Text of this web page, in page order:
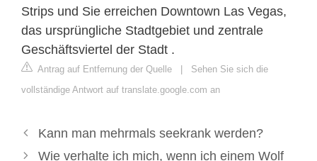
Strips und Sie erreichen Downtown Las Vegas,
das ursprüngliche Stadtgebiet und zentrale
Geschäftsviertel der Stadt .
Antrag auf Entfernung der Quelle | Sehen Sie sich die
vollständige Antwort auf translate.google.com an
Kann man mehrmals seekrank werden?
Wie verhalte ich mich, wenn ich einem Wolf